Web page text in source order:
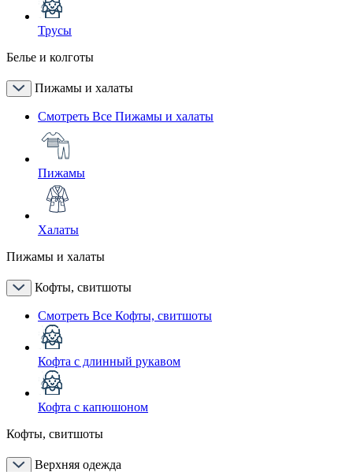
Трусы
Белье и колготы
Пижамы и халаты
Смотреть Все Пижамы и халаты
Пижамы
Халаты
Пижамы и халаты
Кофты, свитшоты
Смотреть Все Кофты, свитшоты
Кофта с длинный рукавом
Кофта с капюшоном
Кофты, свитшоты
Верхняя одежда